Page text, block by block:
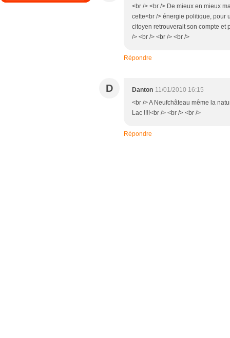
<br /> <br /> De mieux en mieux
cette<br /> énergie politique, pour
citoyen retrouverait son compte et
/> <br /> <br /> <br />
Répondre
D Danton 11/01/2010 16:15
<br /> A Neufchâteau même la
Lac !!!!<br /> <br /> <br />
Répondre